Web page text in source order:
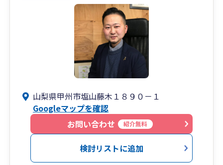
山梨県甲州市塩山藤木１８９０－１
Googleマップを確認
お問い合わせ
紹介無料
検討リストに追加